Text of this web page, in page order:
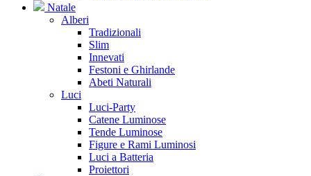
Natale
Alberi
Tradizionali
Slim
Innevati
Festoni e Ghirlande
Abeti Naturali
Luci
Luci-Party
Catene Luminose
Tende Luminose
Figure e Rami Luminosi
Luci a Batteria
Proiettori